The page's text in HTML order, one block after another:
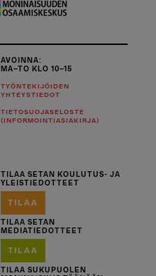
AVOINNA:
MA–TO KLO 10–15
TYÖNTEKIJÖIDEN
YHTEYSTIEDOT
TIETOSUOJASELOSTE
(INFORMOINTIASIAKIRJA)
TILAA SETAN KOULUTUS- JA
YLEISTIEDOTTEET
TILAA
TILAA SETAN
MEDIATIEDOTTEET
TILAA
TILAA SUKUPUOLEN